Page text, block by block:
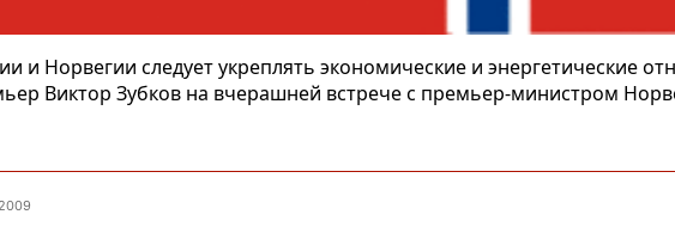
и Норвегии следует укреплять экономические и энергетические
Виктор Зубков на вчерашней встрече с премьер-министром